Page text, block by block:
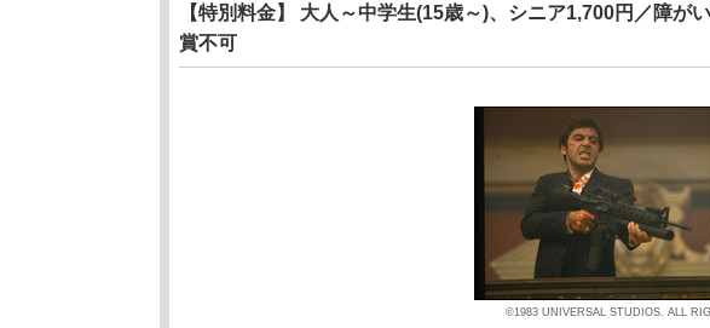
【特別料金】 大人～中学生(15歳～)、シニア1,700円／障が
賞不可
©1983 UNIVERSAL STUDIOS. ALL